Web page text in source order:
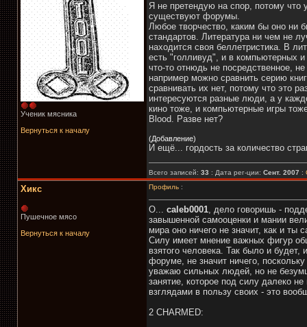
Ученик мясника
Вернуться к началу
Я не претендую на спор, потому что
существуют форумы.
Любое творчество, каким бы оно ни
стандартов. Литература ни чем не
находится своя беллетристика. В
есть "голливуд", и в компьютерных
что-то отнюдь не посредственное,
например можно сравнить серию
сравнивать их нет, потому что это
интересуются разные люди, а у
кино тоже, и компьютерные игры
Blood. Разве нет?
(Добавление)
И ещё... гордость за количество
Всего записей: 33 : Дата рег-ции: Сент. 2007 :
Хикс
Пушечное мясо
Вернуться к началу
Профиль:
О... caleb0001, дело говоришь -
завышенной самооценки и мании
мира оно ничего не значит, как и ты
Силу имеет мнение важных фигур
взятого человека. Так было и
форуме, не значит ничего,
уважаю сильных людей, но не
занятие, которое под силу далеко
взглядами в пользу своих - это
2 CHARMED: